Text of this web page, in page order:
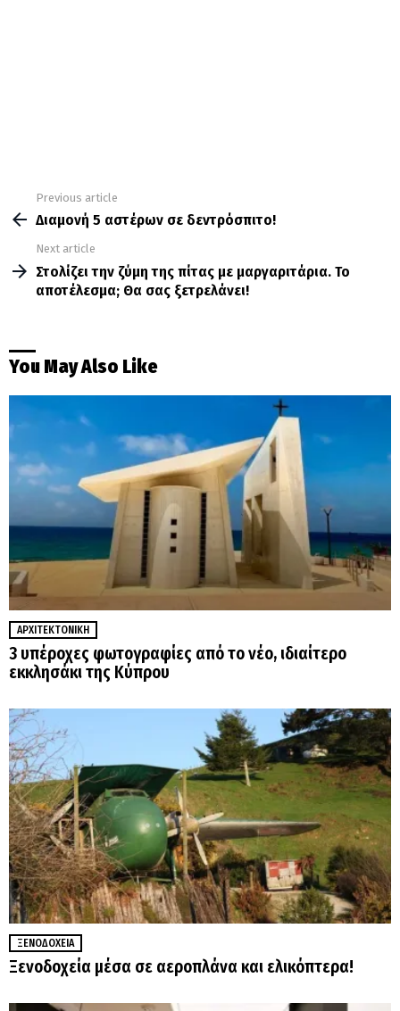
more
Previous article
Διαμονή 5 αστέρων σε δεντρόσπιτο!
Next article
Στολίζει την ζύμη της πίτας με μαργαριτάρια. Το
αποτέλεσμα; Θα σας ξετρελάνει!
You May Also Like
ΑΡΧΙΤΕΚΤΟΝΙΚΉ
3 υπέροχες φωτογραφίες από το νέο, ιδιαίτερο
εκκλησάκι της Κύπρου
ΞΕΝΟΔΟΧΕΊΑ
Ξενοδοχεία μέσα σε αεροπλάνα και ελικόπτερα!